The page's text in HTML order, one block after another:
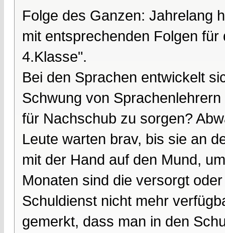
Folge des Ganzen: Jahrelang
mit entsprechenden Folgen
4.Klasse".
Bei den Sprachen entwickelt
Schwung von
für Nachschub zu sorgen?
Leute warten brav, bis sie an
mit der Hand auf den Mund,
Monaten sind die versorgt
Schuldienst nicht mehr
gemerkt, dass man in den